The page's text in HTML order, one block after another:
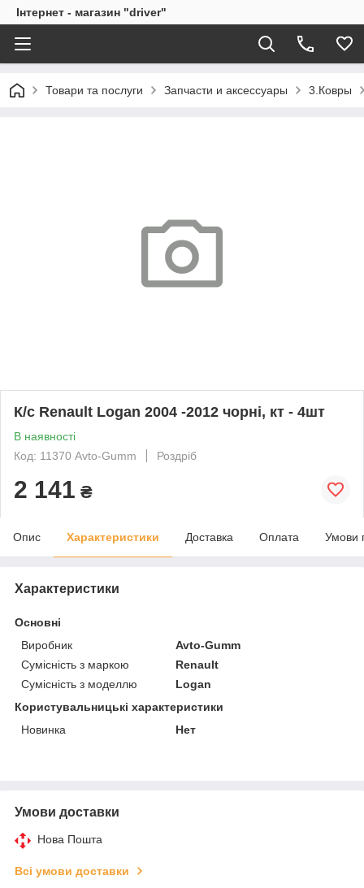
Інтернет - магазин "driver"
Товари та послуги Запчасти и аксессуары 3.Ковры
К/с Renault Logan 2004 -2012 чорні, кт - 4шт
В наявності
Код: 11370 Avto-Gumm
Роздріб
2 141 ₴
Опис Характеристики Доставка Оплата Умови
Характеристики
Основні
Виробник
Avto-Gumm
Сумісність з маркою
Renault
Сумісність з моделлю
Logan
Користувальницькі характеристики
Новинка
Нет
Умови доставки
Нова Пошта
Всі умови доставки